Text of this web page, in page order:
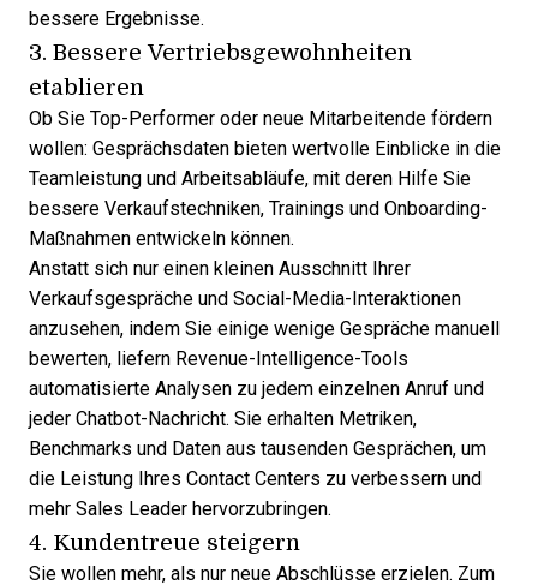
bessere Ergebnisse.
3. Bessere Vertriebsgewohnheiten
etablieren
Ob Sie Top-Performer oder neue Mitarbeitende fördern
wollen: Gesprächsdaten bieten wertvolle Einblicke in die
Teamleistung und Arbeitsabläufe, mit deren Hilfe Sie
bessere Verkaufstechniken, Trainings und Onboarding-
Maßnahmen entwickeln können.
Anstatt sich nur einen kleinen Ausschnitt Ihrer
Verkaufsgespräche und Social-Media-Interaktionen
anzusehen, indem Sie einige wenige Gespräche manuell
bewerten, liefern Revenue-Intelligence-Tools
automatisierte Analysen zu jedem einzelnen Anruf und
jeder Chatbot-Nachricht. Sie erhalten Metriken,
Benchmarks und Daten aus tausenden Gesprächen, um
die Leistung Ihres Contact Centers zu verbessern und
mehr Sales Leader hervorzubringen.
4. Kundentreue steigern
Sie wollen mehr, als nur neue Abschlüsse erzielen. Zum